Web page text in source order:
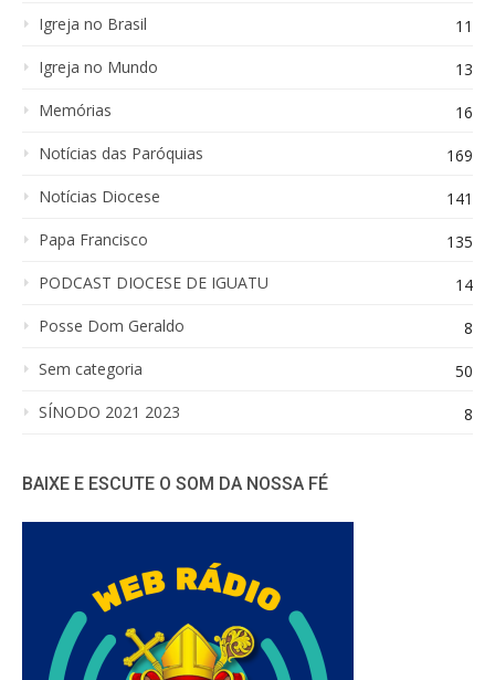
Igreja no Brasil
11
Igreja no Mundo
13
Memórias
16
Notícias das Paróquias
169
Notícias Diocese
141
Papa Francisco
135
PODCAST DIOCESE DE IGUATU
14
Posse Dom Geraldo
8
Sem categoria
50
SÍNODO 2021 2023
8
BAIXE E ESCUTE O SOM DA NOSSA FÉ